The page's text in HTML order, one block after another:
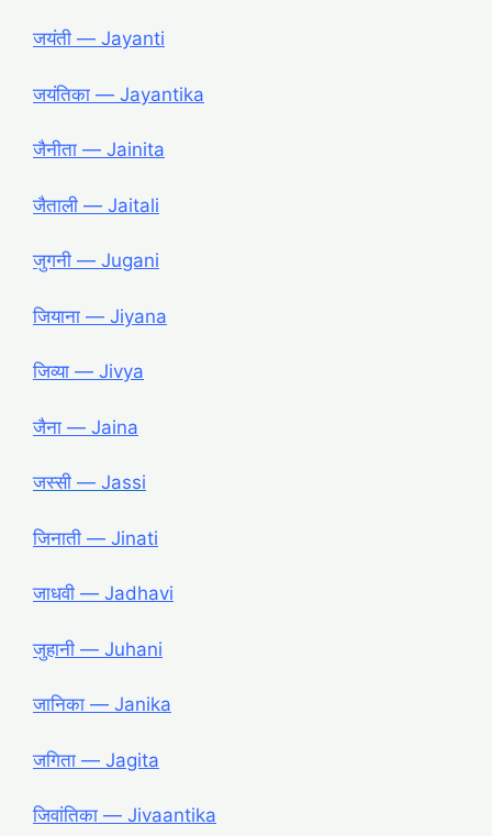
जयंती ― Jayanti
जयंतिका ― Jayantika
जैनीता ― Jainita
जैताली ― Jaitali
जुगनी ― Jugani
जियाना ― Jiyana
जिव्या ― Jivya
जैना ― Jaina
जस्सी ― Jassi
जिनाती ― Jinati
जाधवी ― Jadhavi
जुहानी ― Juhani
जानिका ― Janika
जगिता ― Jagita
जिवांतिका ― Jivaantika